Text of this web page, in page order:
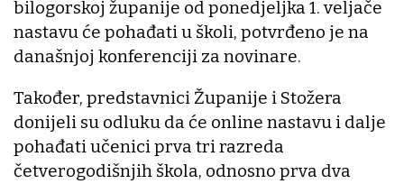
bilogorskoj županije od ponedjeljka 1. veljače
nastavu će pohađati u školi, potvrđeno je na
današnjoj konferenciji za novinare.
Također, predstavnici Županije i Stožera
donijeli su odluku da će online nastavu i dalje
pohađati učenici prva tri razreda
četverogodišnjih škola, odnosno prva dva